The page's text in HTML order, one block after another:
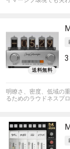
明瞭さ、密度、低域の
るためのラウドネスプロ